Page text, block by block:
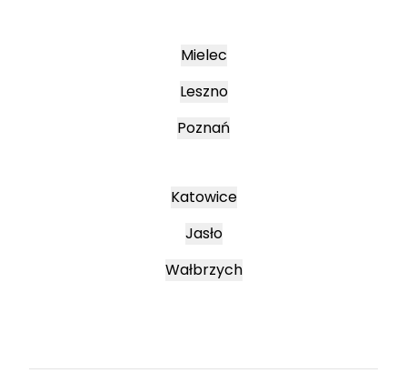
Mielec
Leszno
Poznań
Katowice
Jasło
Wałbrzych